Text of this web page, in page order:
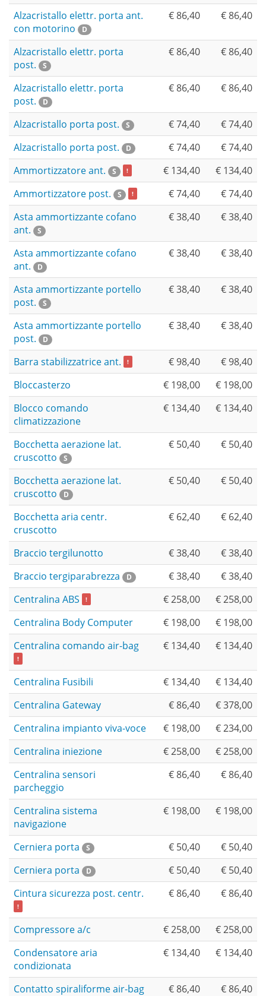
Alzacristallo elettr. porta ant.
con motorino
D
€ 86,40 € 86,40
Alzacristallo elettr. porta
post.
S
€ 86,40 € 86,40
Alzacristallo elettr. porta
post.
D
€ 86,40 € 86,40
Alzacristallo porta post. S € 74,40
€ 74,40
Alzacristallo porta post.
D € 74,40
€ 74,40
Ammortizzatore ant.
S ! € 134,40
€ 134,40
Ammortizzatore post.
S ! € 74,40
€ 74,40
Asta ammortizzante cofano
ant.
S
€ 38,40 € 38,40
Asta ammortizzante cofano
ant.
D
€ 38,40 € 38,40
Asta ammortizzante portello
post.
S
€ 38,40 € 38,40
Asta ammortizzante portello
post.
D
€ 38,40 € 38,40
Barra stabilizzatrice ant. ! € 98,40
€ 98,40
Bloccasterzo
€ 198,00
€ 198,00
Blocco comando
climatizzazione
€ 134,40 € 134,40
Bocchetta aerazione lat.
cruscotto
S
€ 50,40 € 50,40
Bocchetta aerazione lat.
cruscotto
D
€ 50,40 € 50,40
Bocchetta aria centr.
cruscotto
€ 62,40 € 62,40
Braccio tergilunotto € 38,40
€ 38,40
Braccio tergiparabrezza
D € 38,40
€ 38,40
Centralina ABS
! € 258,00
€ 258,00
Centralina Body Computer
€ 198,00
€ 198,00
Centralina comando air-bag
!
€ 134,40 € 134,40
Centralina Fusibili € 134,40
€ 134,40
Centralina Gateway
€ 86,40
€ 378,00
Centralina impianto viva-voce
€ 198,00
€ 234,00
Centralina iniezione
€ 258,00
€ 258,00
Centralina sensori
parcheggio
€ 86,40 € 86,40
Centralina sistema
navigazione
€ 198,00 € 198,00
Cerniera porta S € 50,40
€ 50,40
Cerniera porta
D € 50,40
€ 50,40
Cintura sicurezza post. centr.
!
€ 86,40 € 86,40
Compressore a/c € 258,00
€ 258,00
Condensatore aria
condizionata
€ 134,40 € 134,40
Contatto spiraliforme air-bag € 86,40 € 86,40